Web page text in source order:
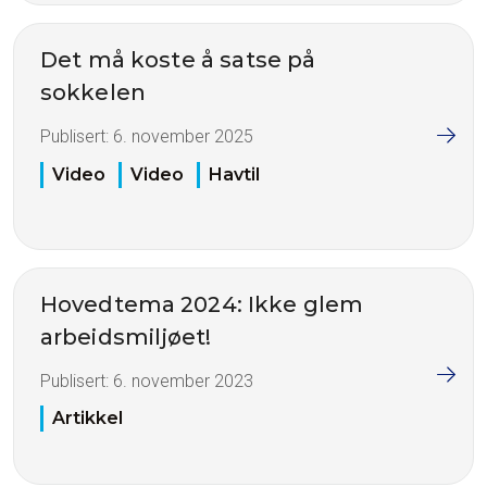
Det må koste å satse på
sokkelen
Publisert: 6. november 2025
Video
Video Havtil
Hovedtema 2024: Ikke glem
arbeidsmiljøet!
Publisert: 6. november 2023
Artikkel